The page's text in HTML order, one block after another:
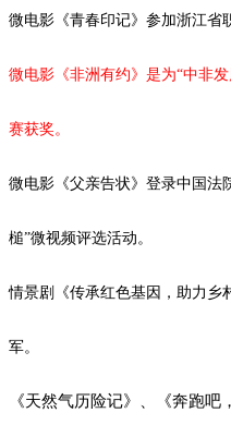
微电影《青春印记》参加浙江省
微电影《非洲有约》是为“中非
赛获奖。
微电影《父亲告状》登录中国法
槌”微视频评选活动。
情景剧《传承红色基因，助力乡
军。
《天然气历险记》、《奔跑